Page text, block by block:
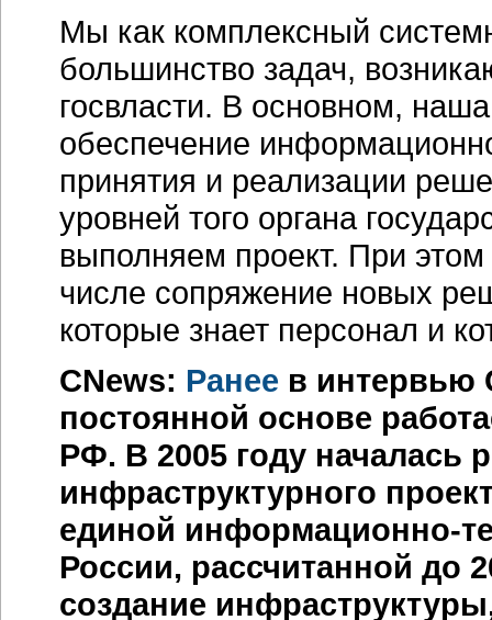
Мы как комплексный
большинство задач,
госвласти. В основном,
обеспечение
принятия и реализации
уровней того органа
выполняем проект. При
числе сопряжение новых
которые знает персонал и
CNews: Ранее в интервью
постоянной основе
РФ. В 2005 году началась
инфраструктурного
единой информационно-
России, рассчитанной до
создание